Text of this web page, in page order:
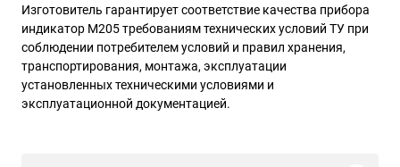
Изготовитель гарантирует соответствие качества прибора
индикатор М205 требованиям технических условий ТУ при
соблюдении потребителем условий и правил хранения,
транспортирования, монтажа, эксплуатации
установленных техническими условиями и
эксплуатационной документацией.